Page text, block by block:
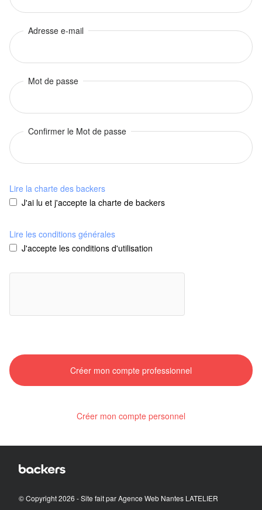
Adresse e-mail
Mot de passe
Confirmer le Mot de passe
Lire la charte des backers
J'ai lu et j'accepte la charte de backers
Lire les conditions générales
J'accepte les conditions d'utilisation
Créer mon compte personnel
© Copyright 2026 - Site fait parAgence Web Nantes LATELIER